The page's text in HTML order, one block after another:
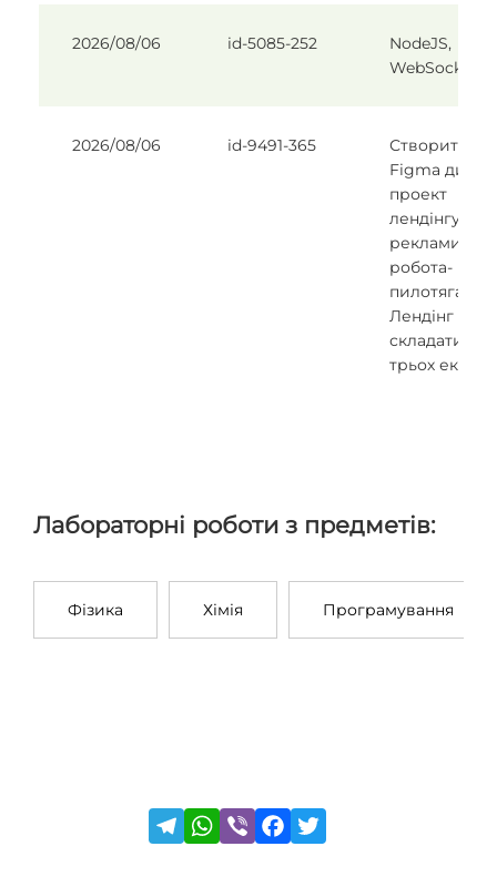
2026/08/06 id-5085-252
NodeJS,
WebSocket
2026/08/06 id-9491-365
Створити в
Figma
проект
лендінгу для
реклами
робота-
пилотяга.
Лендінг має
складатис з
трьох
Лабораторні роботи з предметів:
Фізика Хімія Програмування